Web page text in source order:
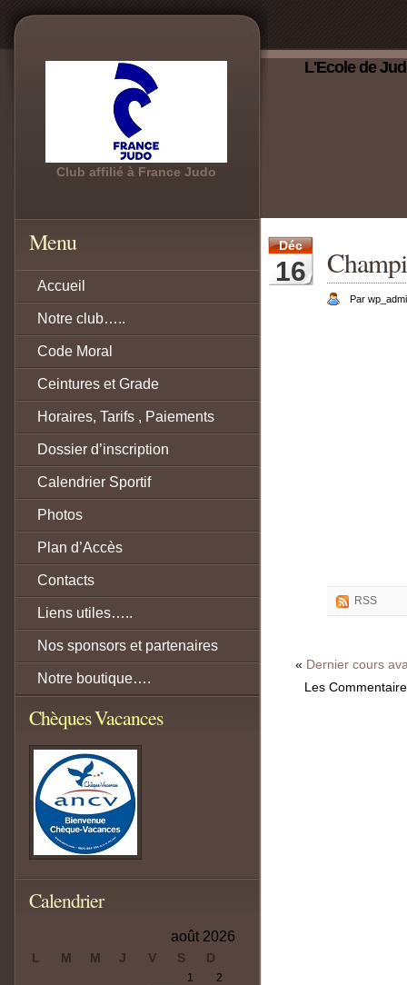
Club affilié à France Judo
Menu
Accueil
Notre club…..
Code Moral
Ceintures et Grade
Horaires, Tarifs , Paiements
Dossier d’inscription
Calendrier Sportif
Photos
Plan d’Accès
Contacts
Liens utiles…..
Nos sponsors et partenaires
Notre boutique….
Chèques Vacances
Calendrier
août 2026
L M M J V S D
1
2
L'Ecole de
Déc
16
Par
RSS
« Dernier cours
Les